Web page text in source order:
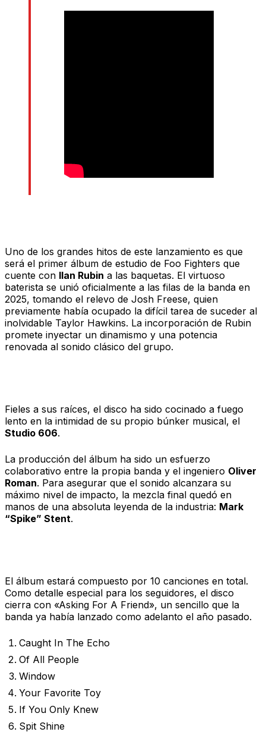
Uno de los grandes hitos de este lanzamiento es que
será el primer álbum de estudio de Foo Fighters que
cuente con Ilan Rubin a las baquetas. El virtuoso
baterista se unió oficialmente a las filas de la banda en
2025, tomando el relevo de Josh Freese, quien
previamente había ocupado la difícil tarea de suceder al
inolvidable Taylor Hawkins. La incorporación de Rubin
promete inyectar un dinamismo y una potencia
renovada al sonido clásico del grupo.
Fieles a sus raíces, el disco ha sido cocinado a fuego
lento en la intimidad de su propio búnker musical, el
Studio 606.
La producción del álbum ha sido un esfuerzo
colaborativo entre la propia banda y el ingeniero Oliver
Roman. Para asegurar que el sonido alcanzara su
máximo nivel de impacto, la mezcla final quedó en
manos de una absoluta leyenda de la industria: Mark
“Spike” Stent.
El álbum estará compuesto por 10 canciones en total.
Como detalle especial para los seguidores, el disco
cierra con «Asking For A Friend», un sencillo que la
banda ya había lanzado como adelanto el año pasado.
Caught In The Echo
Of All People
Window
Your Favorite Toy
If You Only Knew
Spit Shine